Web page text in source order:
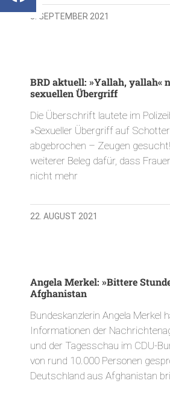
3. SEPTEMBER 2021
BRD aktuell: »Yallah, yallah«
sexuellen Übergriff
Die Überschrift lautete im
»Sexueller Übergriff auf
abgebrochen – Zeugen
weiterer Beleg dafür, dass
nicht mehr
22. AUGUST 2021
Angela Merkel: »Bittere
Afghanistan
Bundeskanzlerin Angela Merkel
Informationen der
und der Tagesschau im CDU-
von rund 10.000 Personen
Deutschland aus Afghanistan